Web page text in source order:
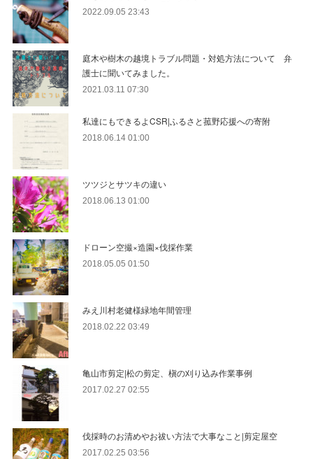
2022.09.05 23:43
庭木や樹木の越境トラブル問題・対処方法について 弁
護士に聞いてみました。
2021.03.11 07:30
私達にもできるよCSR|ふるさと菰野応援への寄附
2018.06.14 01:00
ツツジとサツキの違い
2018.06.13 01:00
ドローン空撮×造園×伐採作業
2018.05.05 01:50
みえ川村老健様緑地年間管理
2018.02.22 03:49
亀山市剪定|松の剪定、槇の刈り込み作業事例
2017.02.27 02:55
伐採時のお清めやお祓い方法で大事なこと|剪定屋空
2017.02.25 03:56